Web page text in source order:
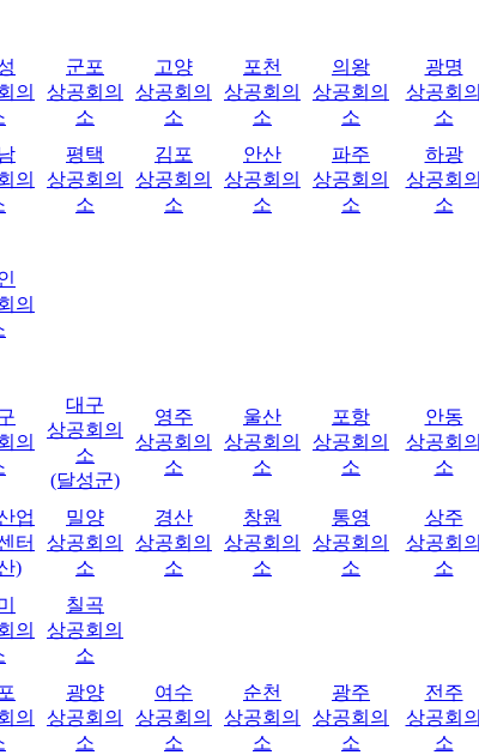
의
군포
상공회의
소
고양
상공회의
소
포천
상공회의
소
의왕
상공회의
소
광명
상공회의
소
의
평택
상공회의
소
김포
상공회의
소
안산
상공회의
소
파주
상공회의
소
하광
상공회의
소
의
의
대구
상공회의
소
(달성군)
영주
상공회의
소
울산
상공회의
소
포항
상공회의
소
안동
상공회의
소
업
터
)
밀양
상공회의
소
경산
상공회의
소
창원
상공회의
소
통영
상공회의
소
상주
상공회의
소
의
칠곡
상공회의
소
의
광양
상공회의
소
여수
상공회의
소
순천
상공회의
소
광주
상공회의
소
전주
상공회의
소